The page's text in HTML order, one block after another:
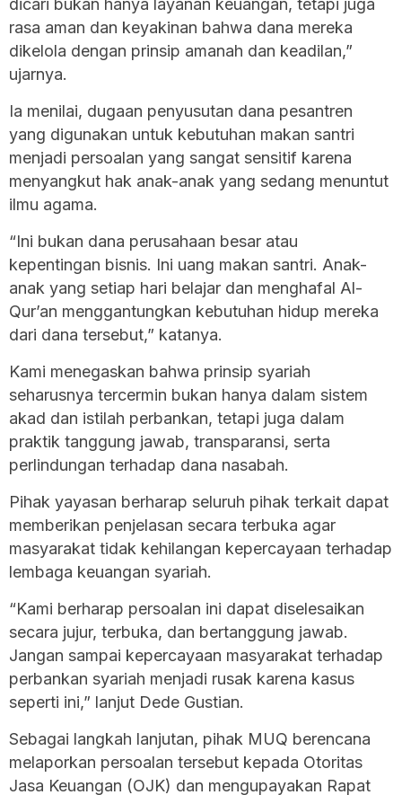
rasa aman dan keyakinan bahwa dana mereka
dikelola dengan prinsip amanah dan keadilan,”
ujarnya.
Ia menilai, dugaan penyusutan dana pesantren
yang digunakan untuk kebutuhan makan santri
menjadi persoalan yang sangat sensitif karena
menyangkut hak anak-anak yang sedang menuntut
ilmu agama.
“Ini bukan dana perusahaan besar atau
kepentingan bisnis. Ini uang makan santri. Anak-
anak yang setiap hari belajar dan menghafal Al-
Qur’an menggantungkan kebutuhan hidup mereka
dari dana tersebut,” katanya.
Kami menegaskan bahwa prinsip syariah
seharusnya tercermin bukan hanya dalam sistem
akad dan istilah perbankan, tetapi juga dalam
praktik tanggung jawab, transparansi, serta
perlindungan terhadap dana nasabah.
Pihak yayasan berharap seluruh pihak terkait dapat
memberikan penjelasan secara terbuka agar
masyarakat tidak kehilangan kepercayaan terhadap
lembaga keuangan syariah.
“Kami berharap persoalan ini dapat diselesaikan
secara jujur, terbuka, dan bertanggung jawab.
Jangan sampai kepercayaan masyarakat terhadap
perbankan syariah menjadi rusak karena kasus
seperti ini,” lanjut Dede Gustian.
Sebagai langkah lanjutan, pihak MUQ berencana
melaporkan persoalan tersebut kepada Otoritas
Jasa Keuangan (OJK) dan mengupayakan Rapat